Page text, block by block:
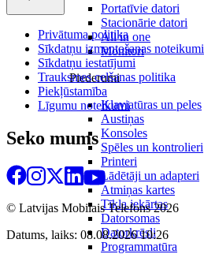
Portatīvie datori
Stacionārie datori
All in one
Monitori
Piederumi
Klaviatūras un peles
Austiņas
Konsoles
Spēles un kontrolieri
Printeri
Lādētāji un adapteri
Atmiņas kartes
Tīkla iekārtas
Datorsomas
Datorkrēsli
Programmatūra
Privātuma politika
Sīkdatņu izmantošanas noteikumi
Sīkdatņu iestatījumi
Trauksmes celšanas politika
Piekļūstamība
Līgumu noteikumi
Seko mums
© Latvijas Mobilais Telefons2026
Datums, laiks: 08.08.2026 10:26